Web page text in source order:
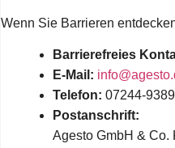
Wenn Sie Barrieren
Barrierefreies
E-Mail:
Telefon:
Postanschrift:
Agesto GmbH & Co.